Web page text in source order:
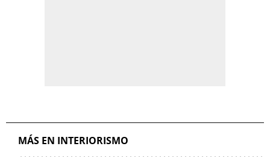
MÁS EN INTERIORISMO